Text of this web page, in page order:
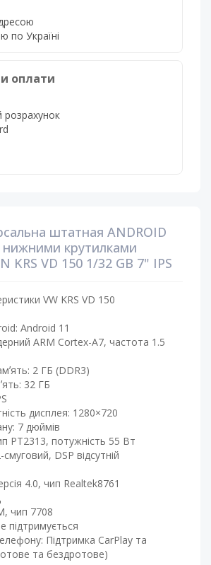
по Україні
оплати
розрахунок
штатная ANDROID
нижними крутилками
KRS VD 150 1/32 GB 7" IPS
VW KRS VD 150
Android 11
ARM Cortex-A7, частота 1.5
2 ГБ (DDR3)
32 ГБ
дисплея: 1280×720
7 дюймів
PT2313, потужність 55 Вт
DSP відсутній
4.0, чип Realtek8761
чип 7708
підтримується
Підтримка CarPlay та
та бездротове)​